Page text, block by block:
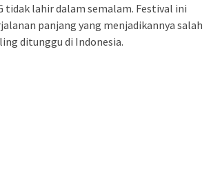
tidak lahir dalam semalam. Festival ini
panjang yang menjadikannya salah
ditunggu di Indonesia.